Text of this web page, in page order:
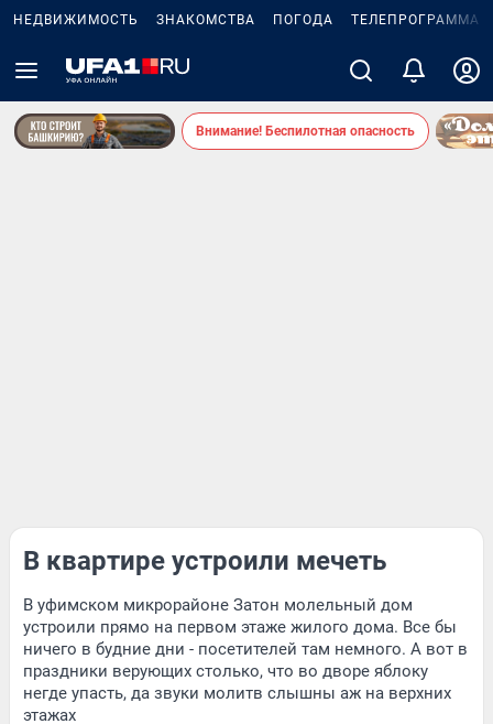
НЕДВИЖИМОСТЬ ЗНАКОМСТВА ПОГОДА ТЕЛЕПРОГРАММА
Внимание! Беспилотная опасность
В квартире устроили мечеть
В уфимском микрорайоне Затон молельный дом
устроили прямо на первом этаже жилого дома. Все бы
ничего в будние дни - посетителей там немного. А вот в
праздники верующих столько, что во дворе яблоку
негде упасть, да звуки молитв слышны аж на верхних
этажах